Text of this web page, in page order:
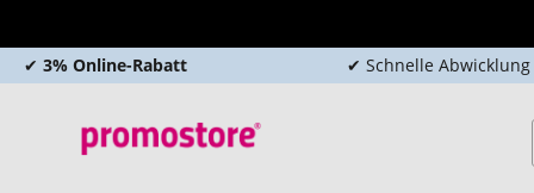
✔ 3% Online-Rabatt ✔ Schnelle Abwicklung